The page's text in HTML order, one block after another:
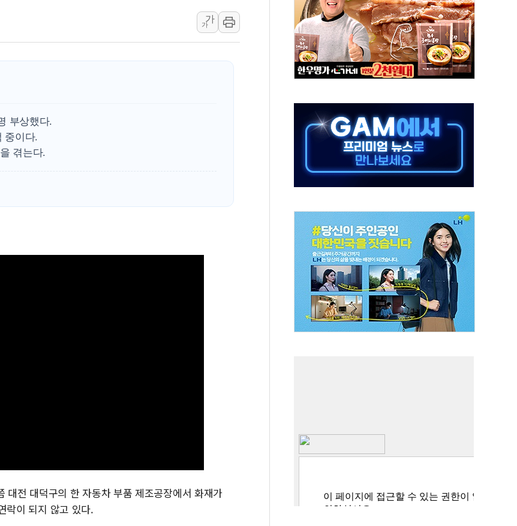
李 "해남 태양광, 대한민국 다음 100년 밑거름…수도권 집중 완화 전환점"
李 대통령, '6시간 마라톤 부동산 2차 회의' 주재… "전폭적 공급 확대·속도전 총력"
가
가
부상했다.
중이다.
겪는다.
전 대덕구의 한 자동차 부품 제조공장에서 화재가
락이 되지 않고 있다.